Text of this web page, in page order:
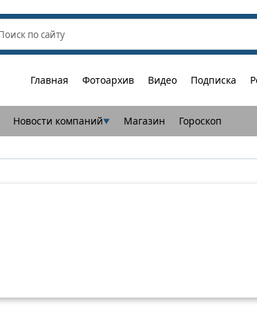
Главная Фотоархив Видео Подписка
Новости компаний▼ Магазин Гороскоп